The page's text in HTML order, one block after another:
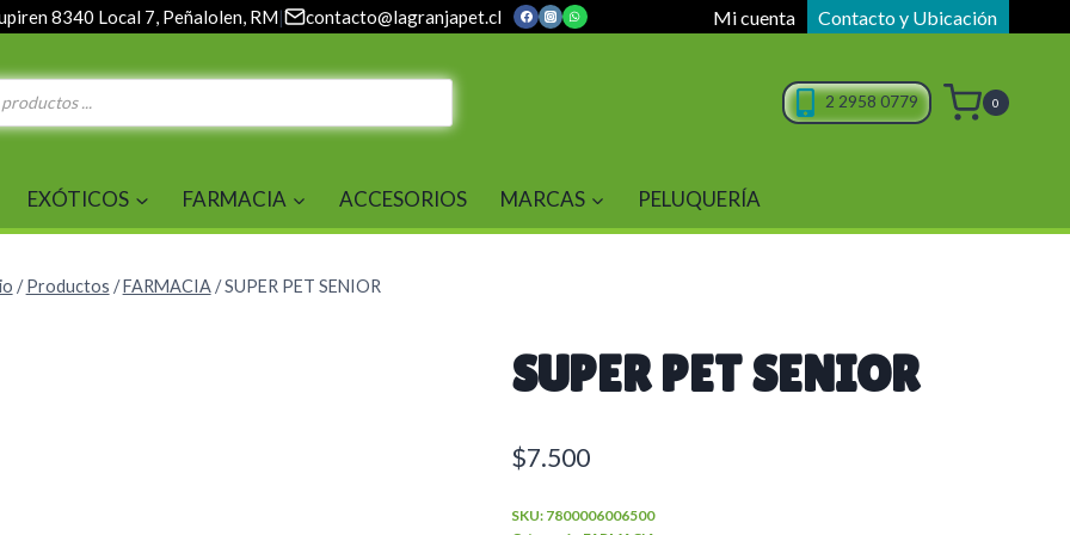
8340 Local 7, Peñalolen, RM| contacto@lagranjapet.cl Mi cuenta Contacto y Ubicación
2 2958 0779 0
EXÓTICOS FARMACIA ACCESORIOS MARCAS PELUQUERÍA
/ Productos / FARMACIA / SUPER PET SENIOR
SUPER PET SENIOR
$7.500
SKU: 7800006006500